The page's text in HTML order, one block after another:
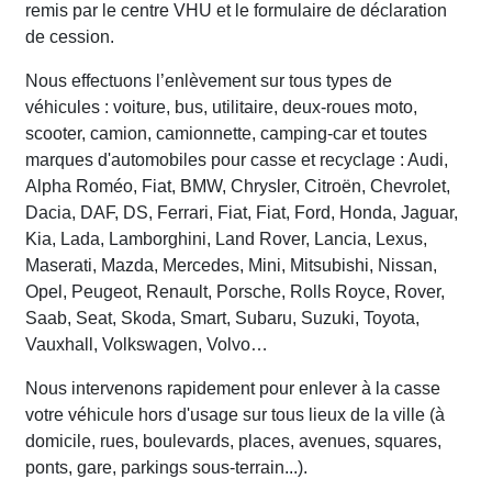
remis par le centre VHU et le formulaire de déclaration
de cession.
Nous effectuons l’enlèvement sur tous types de
véhicules : voiture, bus, utilitaire, deux-roues moto,
scooter, camion, camionnette, camping-car et toutes
marques d'automobiles pour casse et recyclage : Audi,
Alpha Roméo, Fiat, BMW, Chrysler, Citroën, Chevrolet,
Dacia, DAF, DS, Ferrari, Fiat, Fiat, Ford, Honda, Jaguar,
Kia, Lada, Lamborghini, Land Rover, Lancia, Lexus,
Maserati, Mazda, Mercedes, Mini, Mitsubishi, Nissan,
Opel, Peugeot, Renault, Porsche, Rolls Royce, Rover,
Saab, Seat, Skoda, Smart, Subaru, Suzuki, Toyota,
Vauxhall, Volkswagen, Volvo…
Nous intervenons rapidement pour enlever à la casse
votre véhicule hors d'usage sur tous lieux de la ville (à
domicile, rues, boulevards, places, avenues, squares,
ponts, gare, parkings sous-terrain...).